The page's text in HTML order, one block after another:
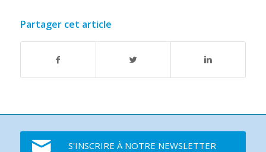
Partager cet article
S'INSCRIRE À NOTRE NEWSLETTER